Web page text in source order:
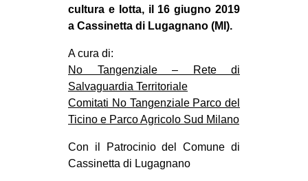
cultura e lotta, il 16 giugno 2019
a Cassinetta di Lugagnano (MI).
A cura di:
No Tangenziale – Rete di
Salvaguardia Territoriale
Comitati No Tangenziale Parco del
Ticino e Parco Agricolo Sud Milano
Con il Patrocinio del Comune di
Cassinetta di Lugagnano